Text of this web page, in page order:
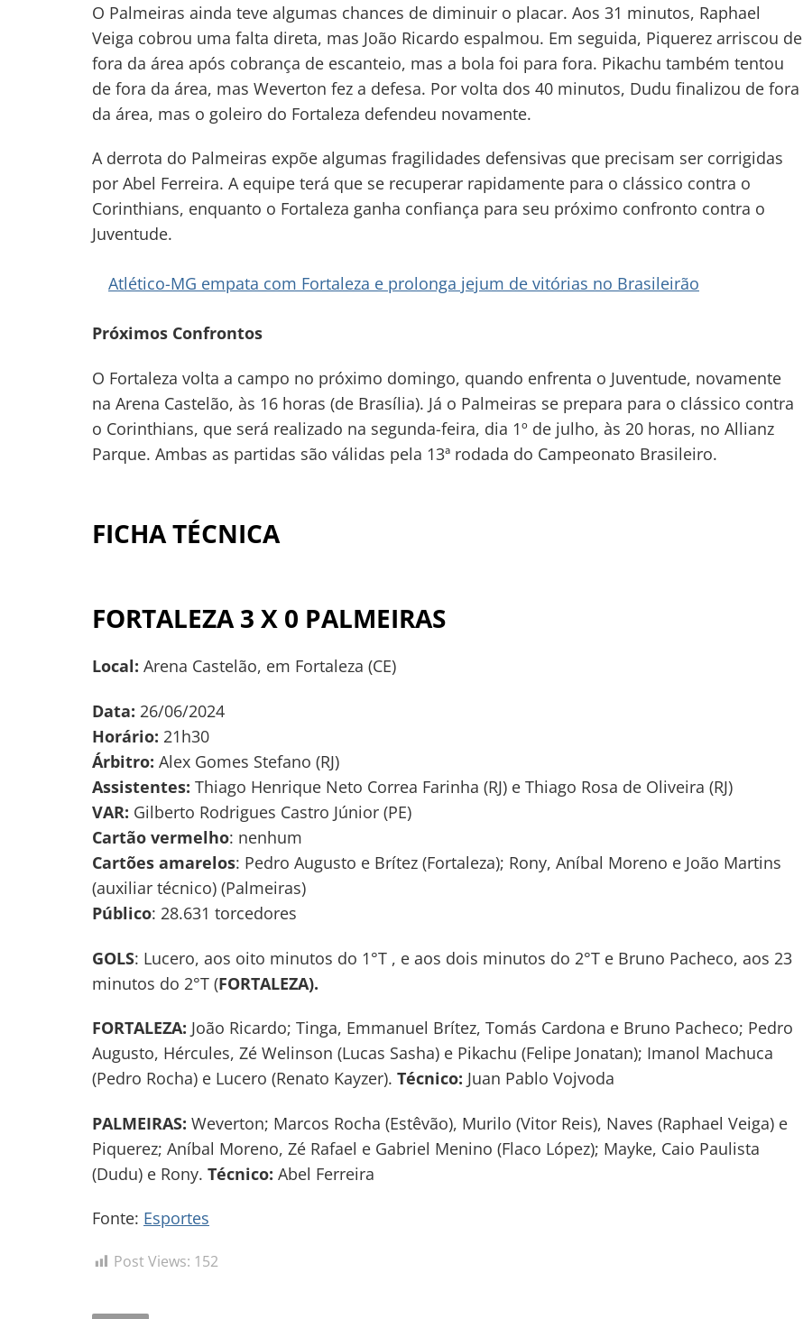
O Palmeiras ainda teve algumas chances de diminuir o placar. Aos 31 minutos, Raphael
Veiga cobrou uma falta direta, mas João Ricardo espalmou. Em seguida, Piquerez arriscou de
fora da área após cobrança de escanteio, mas a bola foi para fora. Pikachu também tentou
de fora da área, mas Weverton fez a defesa. Por volta dos 40 minutos, Dudu finalizou de fora
da área, mas o goleiro do Fortaleza defendeu novamente.
A derrota do Palmeiras expõe algumas fragilidades defensivas que precisam ser corrigidas
por Abel Ferreira. A equipe terá que se recuperar rapidamente para o clássico contra o
Corinthians, enquanto o Fortaleza ganha confiança para seu próximo confronto contra o
Juventude.
Atlético-MG empata com Fortaleza e prolonga jejum de vitórias no Brasileirão
Próximos Confrontos
O Fortaleza volta a campo no próximo domingo, quando enfrenta o Juventude, novamente
na Arena Castelão, às 16 horas (de Brasília). Já o Palmeiras se prepara para o clássico contra
o Corinthians, que será realizado na segunda-feira, dia 1º de julho, às 20 horas, no Allianz
Parque. Ambas as partidas são válidas pela 13ª rodada do Campeonato Brasileiro.
FICHA TÉCNICA
FORTALEZA 3 X 0 PALMEIRAS
Local: Arena Castelão, em Fortaleza (CE)
Data: 26/06/2024
Horário: 21h30
Árbitro: Alex Gomes Stefano (RJ)
Assistentes: Thiago Henrique Neto Correa Farinha (RJ) e Thiago Rosa de Oliveira (RJ)
VAR: Gilberto Rodrigues Castro Júnior (PE)
Cartão vermelho: nenhum
Cartões amarelos: Pedro Augusto e Brítez (Fortaleza); Rony, Aníbal Moreno e João Martins
(auxiliar técnico) (Palmeiras)
Público: 28.631 torcedores
GOLS: Lucero, aos oito minutos do 1°T , e aos dois minutos do 2°T e Bruno Pacheco, aos 23
minutos do 2°T (FORTALEZA).
FORTALEZA: João Ricardo; Tinga, Emmanuel Brítez, Tomás Cardona e Bruno Pacheco; Pedro
Augusto, Hércules, Zé Welinson (Lucas Sasha) e Pikachu (Felipe Jonatan); Imanol Machuca
(Pedro Rocha) e Lucero (Renato Kayzer). Técnico: Juan Pablo Vojvoda
PALMEIRAS: Weverton; Marcos Rocha (Estêvão), Murilo (Vitor Reis), Naves (Raphael Veiga) e
Piquerez; Aníbal Moreno, Zé Rafael e Gabriel Menino (Flaco López); Mayke, Caio Paulista
(Dudu) e Rony. Técnico: Abel Ferreira
Fonte: Esportes
Post Views: 152